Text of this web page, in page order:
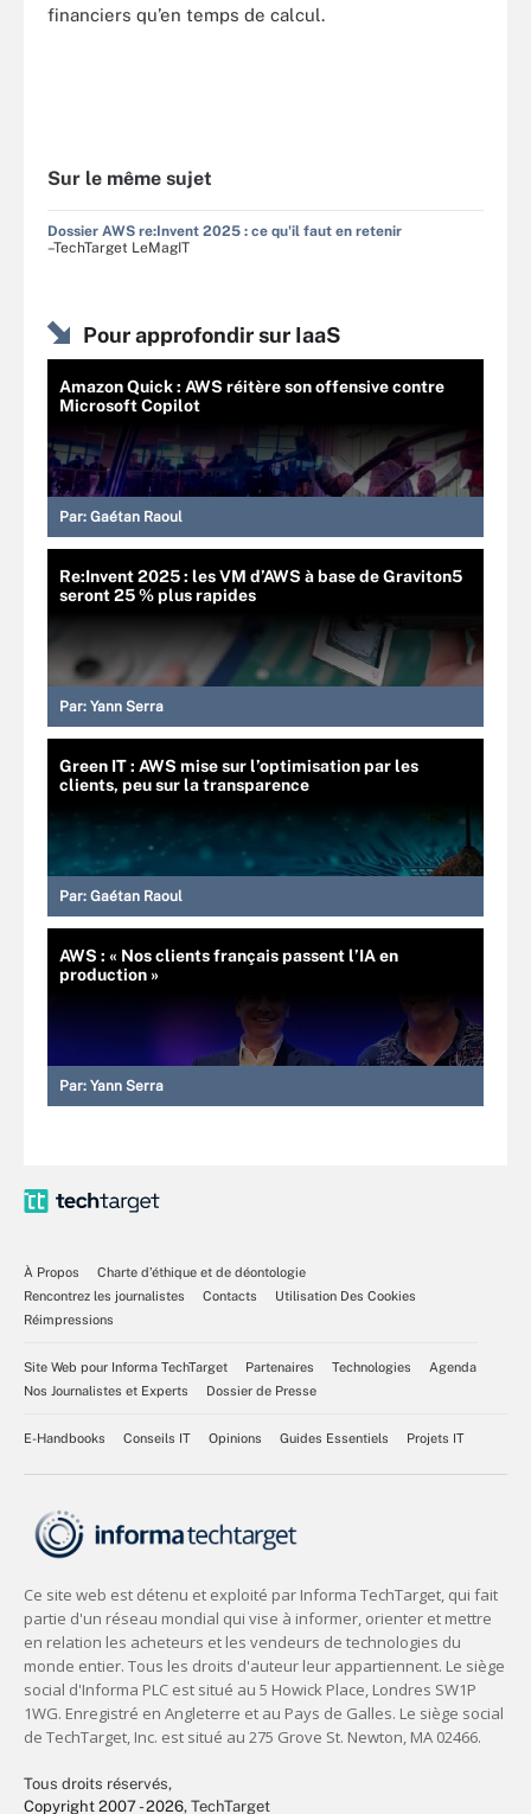
financiers qu’en temps de calcul.
Sur le même sujet
Dossier AWS re:Invent 2025 : ce qu'il faut en retenir
–TechTarget LeMagIT
Pour approfondir sur IaaS
Amazon Quick : AWS réitère son offensive contre
Microsoft Copilot
Par: Gaétan Raoul
Re:Invent 2025 : les VM d’AWS à base de Graviton5
seront 25 % plus rapides
Par: Yann Serra
Green IT : AWS mise sur l’optimisation par les
clients, peu sur la transparence
Par: Gaétan Raoul
AWS : « Nos clients français passent l’IA en
production »
Par: Yann Serra
À Propos
Charte d’éthique et de déontologie
Rencontrez les journalistes
Contacts
Utilisation Des Cookies
Réimpressions
Site Web pour Informa TechTarget Partenaires Technologies
Agenda
Nos Journalistes et Experts
Dossier de Presse
E-Handbooks Conseils IT Opinions Guides Essentiels Projets IT
Tous droits réservés,
Copyright 2007 - 2026, TechTarget